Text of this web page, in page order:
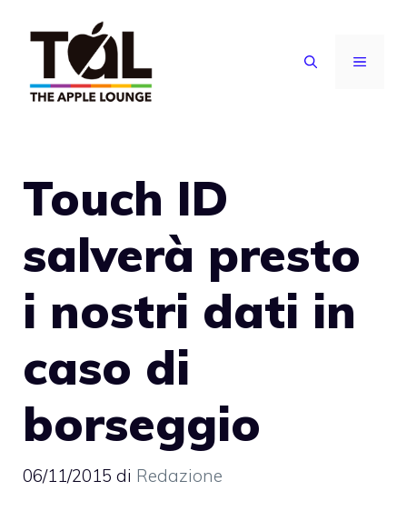
contenuto
MENU
Touch ID
salverà presto
i nostri dati in
caso di
borseggio
06/11/2015 di Redazione